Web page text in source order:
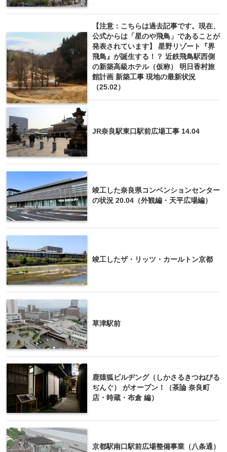
【注意：こちらは過去記事です。現在、
公式からは「星のや飛鳥」であることが
発表されています】 星野リゾート『界
飛鳥』が誕生する！？ 近鉄飛鳥駅西側
の新築高級ホテル（仮称） 明日香村旅
館計画 新築工事 現地の最新状況
（25.02）
JR奈良駅東口駅前広場工事 14.04
竣工した奈良県コンベンションセンター
の状況 20.04（外観編・天平広場編）
竣工したザ・リッツ・カールトン京都
草津駅前
鹿猿狐ビルヂング（しかさるきつねびる
ぢんぐ） がオープン！（茶論 奈良町
店・時蔵・布倉 編）
京都駅南口駅前広場整備事業（八条通）